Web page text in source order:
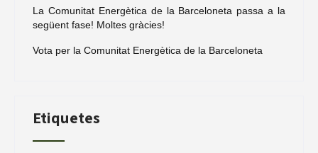
La Comunitat Energètica de la Barceloneta passa a la
següent fase! Moltes gràcies!
Vota per la Comunitat Energètica de la Barceloneta
Etiquetes